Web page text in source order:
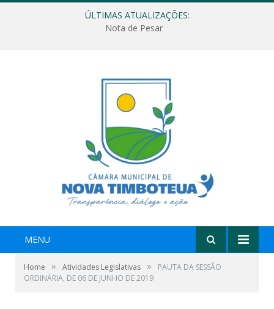
ÚLTIMAS ATUALIZAÇÕES:
Nota de Pesar
MENU
Home » Atividades Legislativas »
PAUTA DA SESSÃO
ORDINÁRIA, DE 06 DE JUNHO DE 2019